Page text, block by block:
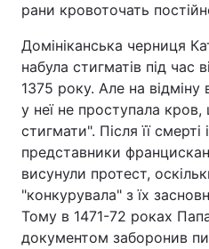
рани кровоточать
Домініканська черниця
набула стигматів під час
1375 року. Але на відміну
у неї не проступала кров,
стигмати". Після її смерті
представники
висунули протест,
"конкурувала" з їх
Тому в 1471-72 роках
документом заборонив